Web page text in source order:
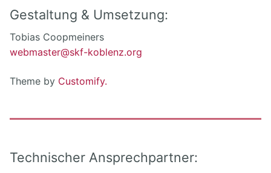
Gestaltung & Umsetzung:
Tobias Coopmeiners
webmaster@skf-koblenz.org
Theme by Customify.
Technischer Ansprechpartner: